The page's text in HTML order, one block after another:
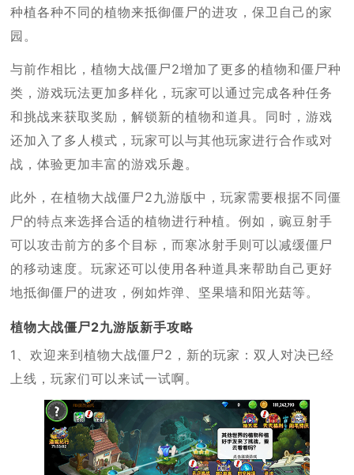
种植各种不同的植物来抵御僵尸的进攻，保卫自己的家
园。
与前作相比，植物大战僵尸2增加了更多的植物和僵尸种
类，游戏玩法更加多样化，玩家可以通过完成各种任务
和挑战来获取奖励，解锁新的植物和道具。同时，游戏
还加入了多人模式，玩家可以与其他玩家进行合作或对
战，体验更加丰富的游戏乐趣。
此外，在植物大战僵尸2九游版中，玩家需要根据不同僵
尸的特点来选择合适的植物进行种植。例如，豌豆射手
可以攻击前方的多个目标，而寒冰射手则可以减缓僵尸
的移动速度。玩家还可以使用各种道具来帮助自己更好
地抵御僵尸的进攻，例如炸弹、坚果墙和阳光菇等。
植物大战僵尸2九游版新手攻略
1、欢迎来到植物大战僵尸2，新的玩家：双人对决已经
上线，玩家们可以来试一试啊。